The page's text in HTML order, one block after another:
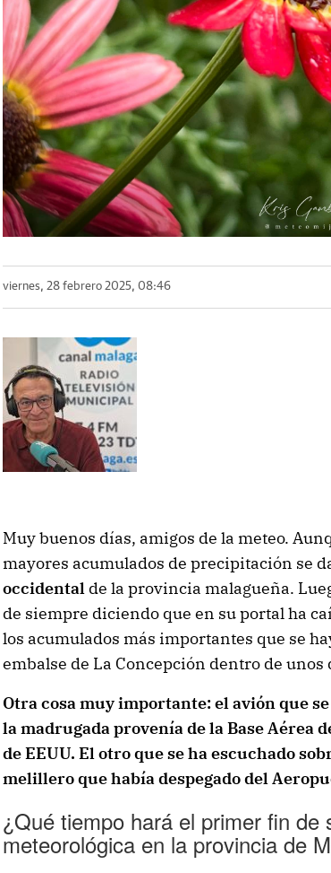
viernes, 28 febrero 2025, 08:46
Muy buenos días, amigos de la meteo.
mayores acumulados de precipitación se
occidentalde la provincia malagueña.
de siempre diciendo que en su portal ha
los acumulados más importantes que se
embalse de La Concepción dentro de unos
Otra cosa muy importante: el avión que
la madrugada provenía de la Base Aérea
de EEUU. El otro que se ha escuchado
melillero que había despegado del
¿Qué tiempo hará el primer fin de
meteorológica en la provincia de